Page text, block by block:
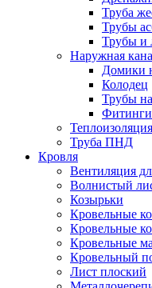
Труба
Трубы
Трубы и
Наружная
Домики
Колодец
Трубы
Фитинги
Труба ПНД
Кровля
Вентиляция
Волнистый
Козырьки
Кровельные
Кровельные
Кровельные
Кровельный
Лист плоский